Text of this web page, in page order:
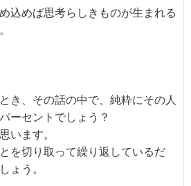
込めば思考らしきものが生まれる
き、その話の中で、純粋にその人
ーセントでしょう？
います。
を切り取って繰り返しているだ
ょう。